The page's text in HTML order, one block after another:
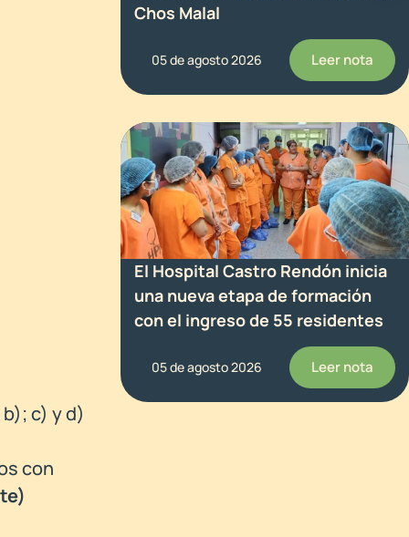
c) y d)
con
Chos Malal
05 de agosto 2026 Leer nota
El Hospital Castro Rendón inicia
una nueva etapa de formación
con el ingreso de 55 residentes
05 de agosto 2026 Leer nota